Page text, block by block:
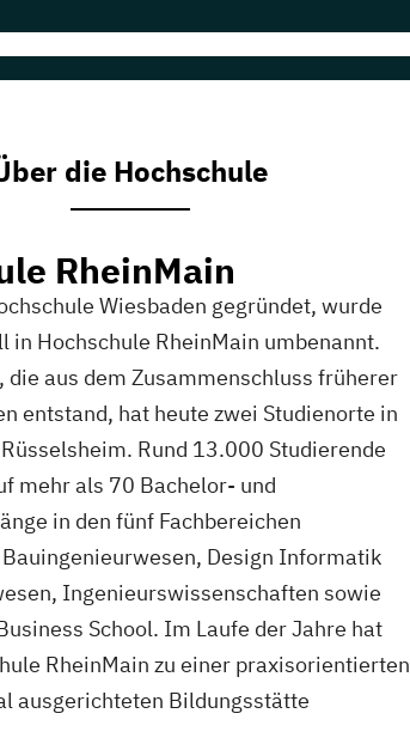
die Hochschule
RheinMain
Wiesbaden gegründet, wurde
in Hochschule RheinMain umbenannt.
die aus dem Zusammenschluss früherer
entstand, hat heute zwei Studienorte in
Rund 13.000 Studierende
mehr als 70 Bachelor- und
in den fünf Fachbereichen
Design Informatik
Ingenieurswissenschaften sowie
School. Im Laufe der Jahre hat
RheinMain zu einer praxisorientierten
ausgerichteten Bildungsstätte